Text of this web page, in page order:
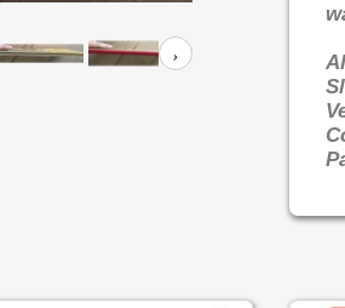
›